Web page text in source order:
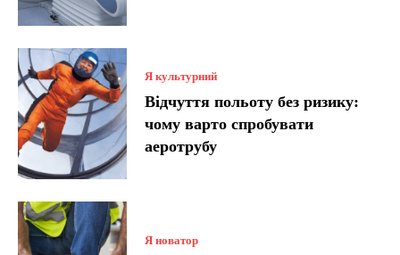
Я культурний
Відчуття польоту без ризику:
чому варто спробувати
аеротрубу
Я новатор